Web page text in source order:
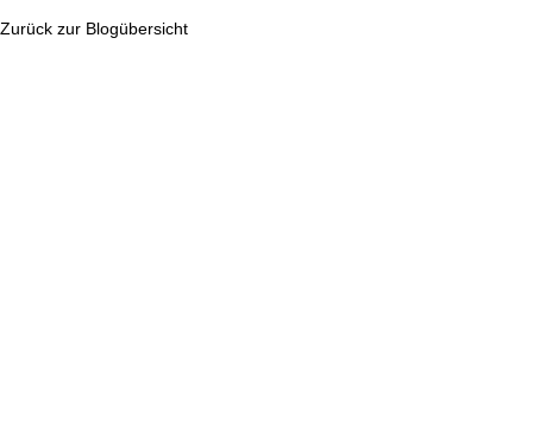
Zurück zur Blogübersicht